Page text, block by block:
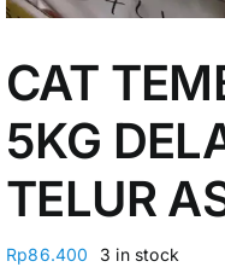
CAT
5KG
TELUR
Rp86.400 3 in stock